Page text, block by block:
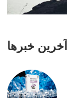
آخرین خبرها